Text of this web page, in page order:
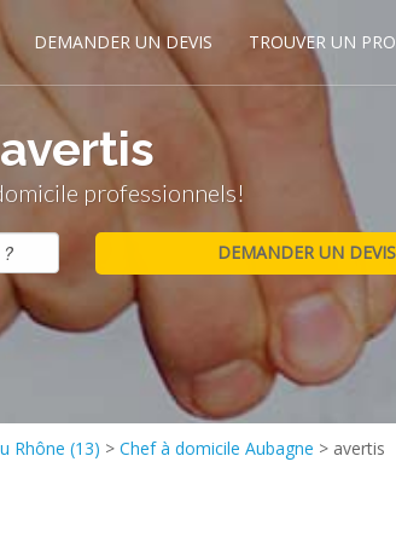
DEMANDER UN DEVIS TROUVER UN PRO
avertis
professionnels!
Rhône (13) > Chef à domicile Aubagne > avertis